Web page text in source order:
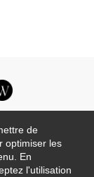
de
optimiser les
En
l'utilisation